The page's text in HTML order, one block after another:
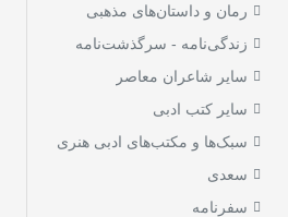
رمان و داستان‌های مذهبی
زندگی‌نامه - سرگذشت‌نامه
سایر شاعران معاصر
سایر کتب ادبی
سبک‌ها و مکتب‌های ادبی هنری
سعدی
سفرنامه